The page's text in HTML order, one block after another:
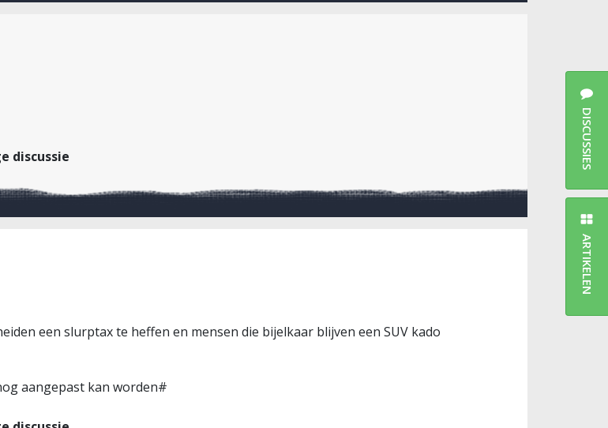
discussie
een slurptax te heffen en mensen die bijelkaar blijven een SUV kado
aangepast kan worden#
DISCUSSIES
ARTIKELEN